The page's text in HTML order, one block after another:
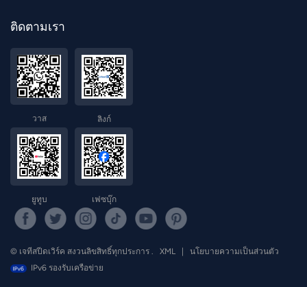
ติดตามเรา
วาส ลิงก์
ยูทูบ เฟซบุ๊ก
© เจทีสปีดเวิร์ค สงวนลิขสิทธิ์ทุกประการ . XML |
นโยบายความเป็นส่วนตัว
IPv6 รองรับเครือข่าย